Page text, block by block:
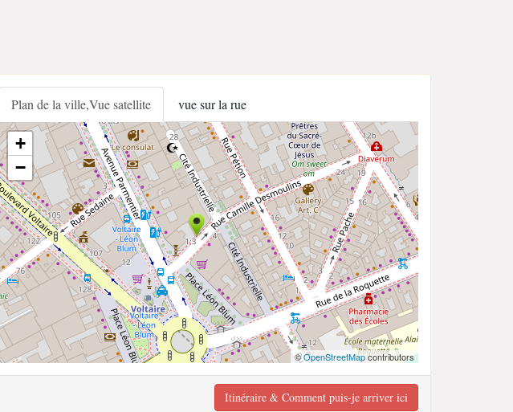
Plan de la ville,Vue satellite vue sur la rue
+
−
©OpenStreetMapcontributors
Itinéraire & Comment puis-je arriver ici